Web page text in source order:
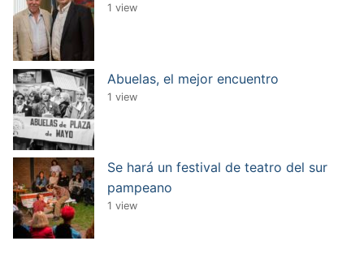
1 view
Abuelas, el mejor encuentro
1 view
Se hará un festival de teatro del sur
pampeano
1 view